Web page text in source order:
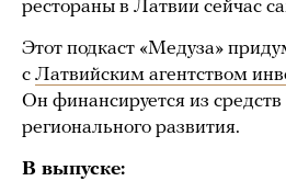
рестораны в Латвии сейчас
Этот подкаст «Медуза»
с Латвийским агентством
Он финансируется из
регионального развития.
В выпуске: